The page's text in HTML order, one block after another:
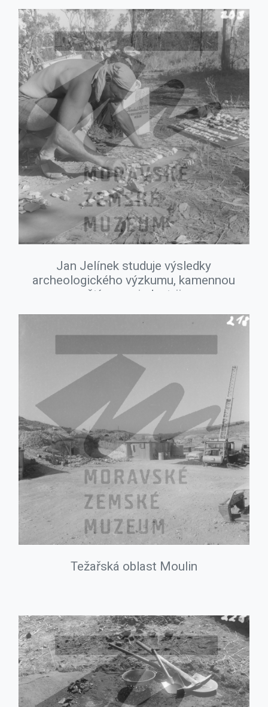
Jan Jelínek studuje výsledky
archeologického výzkumu, kamennou
štípanou industrii
Težařská oblast Moulin